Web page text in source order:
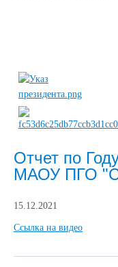
Отчет по
МАОУ ПГО
15.12.2021
Ccылка на видео